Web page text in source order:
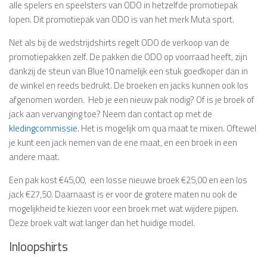
alle spelers en speelsters van ODO in hetzelfde promotiepak
lopen. Dit promotiepak van ODO is van het merk Muta sport.
Net als bij de wedstrijdshirts regelt ODO de verkoop van de
promotiepakken zelf. De pakken die ODO op voorraad heeft, zijn
dankzij de steun van Blue10 namelijk een stuk goedkoper dan in
de winkel en reeds bedrukt. De broeken en jacks kunnen ook los
afgenomen worden. Heb je een nieuw pak nodig? Of is je broek of
jack aan vervanging toe? Neem dan contact op met de
kledingcommissie. Het is mogelijk om qua maat te mixen. Oftewel
je kunt een jack nemen van de ene maat, en een broek in een
andere maat.
Een pak kost €45,00, een losse nieuwe broek €25,00 en een los
jack €27,50. Daarnaast is er voor de grotere maten nu ook de
mogelijkheid te kiezen voor een broek met wat wijdere pijpen.
Deze broek valt wat langer dan het huidige model.
Inloopshirts